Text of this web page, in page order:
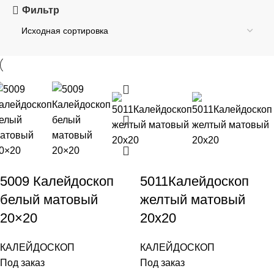
Фильтр
5009 Калейдоскоп
белый матовый
20×20
КАЛЕЙДОСКОП
Под заказ
5011Калейдоскоп
желтый матовый
20х20
КАЛЕЙДОСКОП
Под заказ